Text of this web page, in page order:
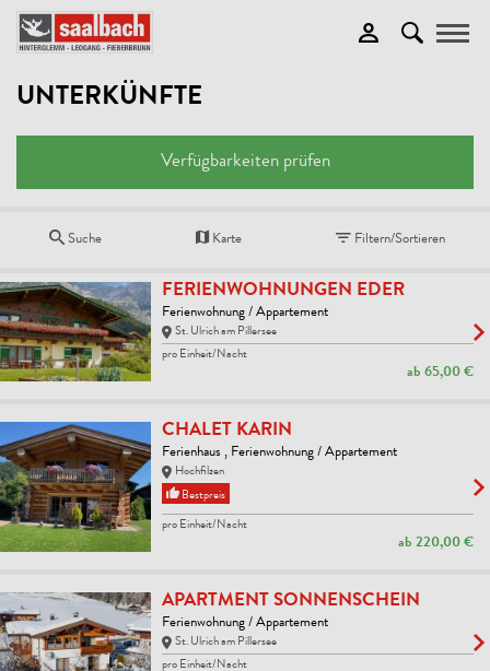
UNTERKÜNFTE
Verfügbarkeiten prüfen
Suche Karte Filtern/Sortieren
FERIENWOHNUNGEN EDER
Ferienwohnung / Appartement
St. Ulrich am Pillersee
pro Einheit/Nacht
ab 65,00 €
CHALET KARIN
Ferienhaus , Ferienwohnung / Appartement
Hochfilzen
Bestpreis
pro Einheit/Nacht
ab 220,00 €
APARTMENT SONNENSCHEIN
Ferienwohnung / Appartement
St. Ulrich am Pillersee
pro Einheit/Nacht